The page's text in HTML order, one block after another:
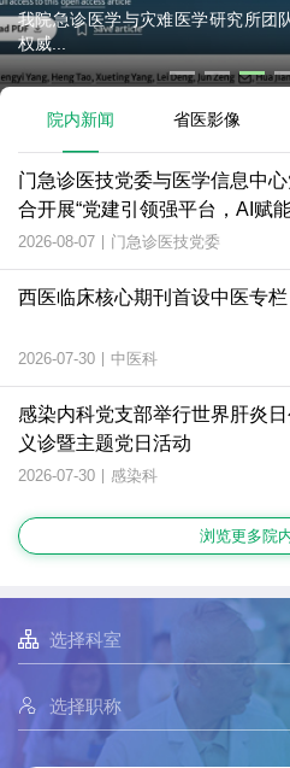
我院急诊医学与灾难医学研究所团
权威...
院内新闻 省医影像
门急诊医技党委与医学信息中
合开展“党建引领强平台，AI赋
效”主题党日活动
2026-08-07 | 门急诊医技党委
西医临床核心期刊首设中医专栏
2026-07-30 | 中医科
感染内科党支部举行世界肝炎
义诊暨主题党日活动
2026-07-30 | 感染科
浏览更多院

